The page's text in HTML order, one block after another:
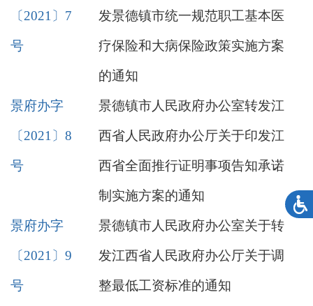
〔2021〕7
号
发景德镇市统一规范职工基本医
疗保险和大病保险政策实施方案
的通知
景府办字
〔2021〕8
号
景德镇市人民政府办公室转发江
西省人民政府办公厅关于印发江
西省全面推行证明事项告知承诺
制实施方案的通知
景府办字
〔2021〕9
号
景德镇市人民政府办公室关于转
发江西省人民政府办公厅关于调
整最低工资标准的通知